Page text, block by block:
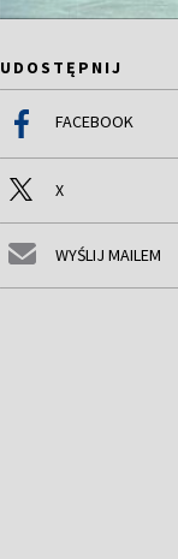
UDOSTĘPNIJ
FACEBOOK
X
WYŚLIJ MAILEM